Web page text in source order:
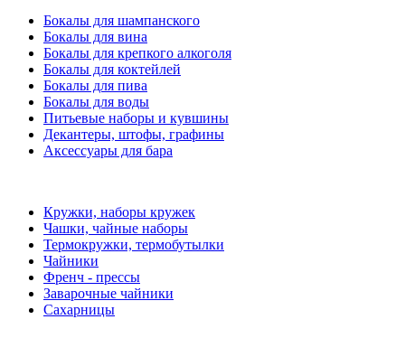
Бокалы для шампанского
Бокалы для вина
Бокалы для крепкого алкоголя
Бокалы для коктейлей
Бокалы для пива
Бокалы для воды
Питьевые наборы и кувшины
Декантеры, штофы, графины
Аксессуары для бара
Кружки, наборы кружек
Чашки, чайные наборы
Термокружки, термобутылки
Чайники
Френч - прессы
Заварочные чайники
Сахарницы